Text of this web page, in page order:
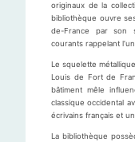
originaux de la
bibliothèque ouvre
de-France par son
courants rappelant
Le squelette
Louis de Fort de
bâtiment mêle
classique occidental
écrivains français et
La bibliothèque